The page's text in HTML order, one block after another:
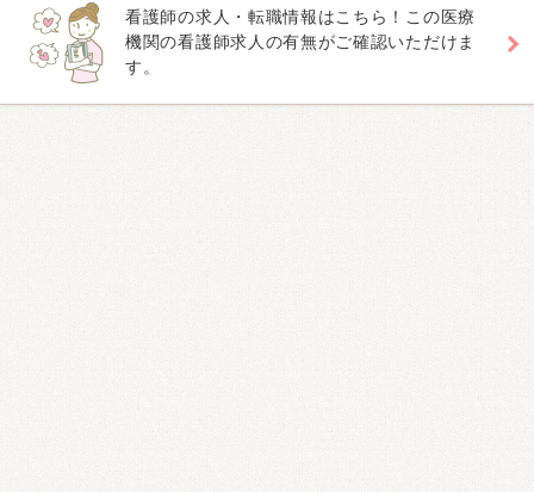
看護師の求人・転職情報はこちら！この医療
機関の看護師求人の有無がご確認いただけま
す。